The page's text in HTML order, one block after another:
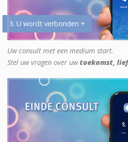
3. U wordt verbonden +
Uw consult met een medium start.
Stel uw vragen over uwtoekomst,